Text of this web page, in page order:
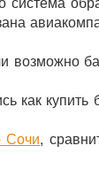
возможно
как
Сочи,